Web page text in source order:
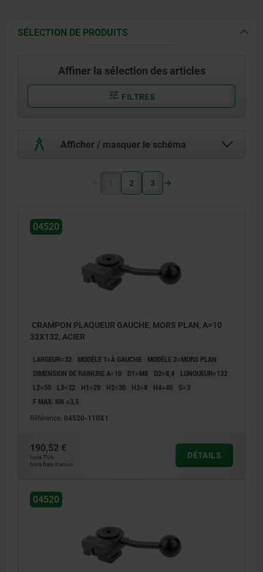
SÉLECTION DE PRODUITS
Affiner la sélection des articles
FILTRES
Afficher / masquer le schéma
1 2 3
04520
CRAMPON PLAQUEUR GAUCHE, MORS PLAN, A=10
32X132, ACIER
LARGEUR=32 MODÈLE 1=À GAUCHE
MODÈLE 2=MORS PLAN
DIMENSION DE RAINURE A=10
D1=M8 D2=8,4
LONGUEUR=132
L2=50
L3=32 H1=20 H2=30 H3=8 H4=40
S=3
F MAX. KN =3,5
Référence: 04520-110X1
190,52 €
hors TVA
hors frais d’envoi
DÉTAILS
04520